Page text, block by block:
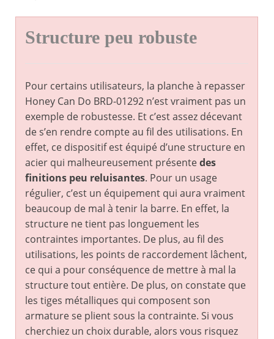
Structure peu robuste
Pour certains utilisateurs, la planche à repasser
Honey Can Do BRD-01292 n’est vraiment pas un
exemple de robustesse. Et c’est assez décevant
de s’en rendre compte au fil des utilisations. En
effet, ce dispositif est équipé d’une structure en
acier qui malheureusement présentedes
finitions peu reluisantes. Pour un usage
régulier, c’est un équipement qui aura vraiment
beaucoup de mal à tenir la barre. En effet, la
structure ne tient pas longuement les
contraintes importantes. De plus, au fil des
utilisations, les points de raccordement lâchent,
ce qui a pour conséquence de mettre à mal la
structure tout entière. De plus, on constate que
les tiges métalliques qui composent son
armature se plient sous la contrainte. Si vous
cherchiez un choix durable, alors vous risquez